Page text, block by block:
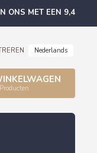
ONS MET EEN 9,4
Nederlands
Producten